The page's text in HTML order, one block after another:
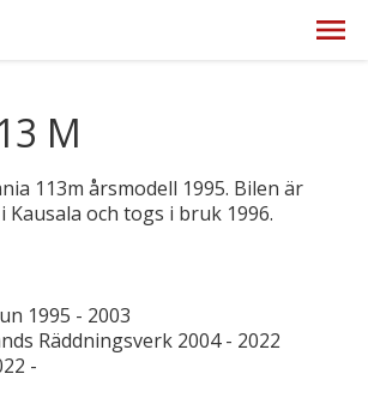
M
113m årsmodell 1995. Bilen är
Kausala och togs i bruk 1996.
1995 - 2003
Räddningsverk 2004 - 2022
-